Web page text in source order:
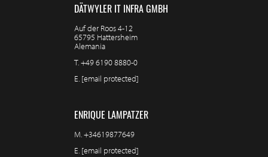
DÄTWYLER IT INFRA GMBH
Auf der Roos 4-12
65795 Hattersheim
Alemania
T.+49 6190 8880-0
E. [email protected]
ENRIQUE LAMPATZER
M.+34619877649
E. [email protected]